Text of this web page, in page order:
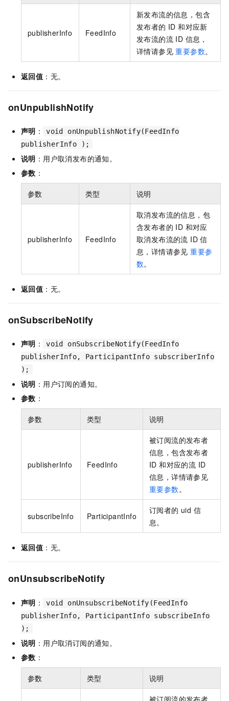
publisherInfo FeedInfo
新发布流的信息，包含
发布者的 ID 和对应新
发布流的流 ID 信息，
详情请参见重要参数。
返回值 ：无。
onUnpublishNotify
声明 ：
void onUnpublishNotify(FeedInfo
publisherInfo );
说明 ：用户取消发布的通知。
参数 ：
参数 类型 说明
publisherInfo FeedInfo
取消发布流的信息，包
含发布者的 ID 和对应
取消发布流的流 ID 信
息，详情请参见重要参
数。
返回值 ：无。
onSubscribeNotify
声明 ：
void onSubscribeNotify(FeedInfo
publisherInfo, ParticipantInfo subscriberInfo
);
说明 ：用户订阅的通知。
参数 ：
参数 类型 说明
publisherInfo FeedInfo
被订阅流的发布者
信息，包含发布者
ID 和对应的流 ID
信息，详情请参见
重要参数。
subscribeInfo ParticipantInfo
订阅者的 uid 信
息。
返回值 ：无。
onUnsubscribeNotify
声明 ：
void onUnsubscribeNotify(FeedInfo
publisherInfo, ParticipantInfo subscribeInfo
);
说明 ：用户取消订阅的通知。
参数 ：
参数 类型 说明
被订阅流的发布者